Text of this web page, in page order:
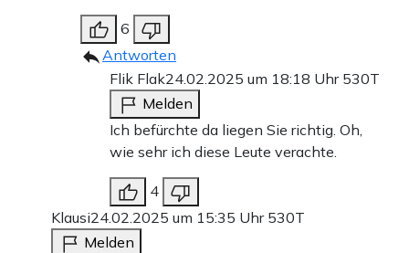
6
Antworten
Flik Flak24.02.2025 um 18:18 Uhr 530T
Melden
Ich befürchte da liegen Sie richtig. Oh,
wie sehr ich diese Leute verachte.
4
Klausi24.02.2025 um 15:35 Uhr 530T
Melden